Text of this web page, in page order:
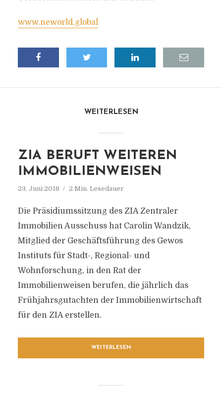
www.neworld.global
WEITERLESEN
ZIA BERUFT WEITEREN
IMMOBILIENWEISEN
23. Juni 2018 2 Min. Lesedauer
Die Präsidiumssitzung des ZIA Zentraler
Immobilien Ausschuss hat Carolin Wandzik,
Mitglied der Geschäftsführung des Gewos
Instituts für Stadt-, Regional- und
Wohnforschung, in den Rat der
Immobilienweisen berufen, die jährlich das
Frühjahrsgutachten der Immobilienwirtschaft
für den ZIA erstellen.
WEITERLESEN